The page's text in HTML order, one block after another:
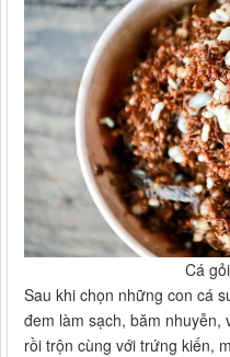
Cá
Sau khi chọn những con cá
đem làm sạch, băm nhuyễn,
rồi trộn cùng với trứng kiến,